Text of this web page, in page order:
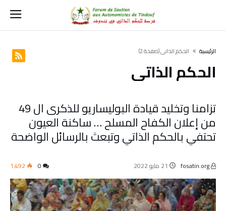
‫الرئيسية‬ الحكم الذاتي(‫صفحة‬ 2)
الحكم الذاتي
تزامنا وتخليد قيادة البوليساريو للذكرى ال 49
من إعلان الكفاح المسلح … ساكنة العيون
تحتفي بالحكم الذاتي وتبعث بالرسائل الواضحة
21 مايو 2022 1٬492